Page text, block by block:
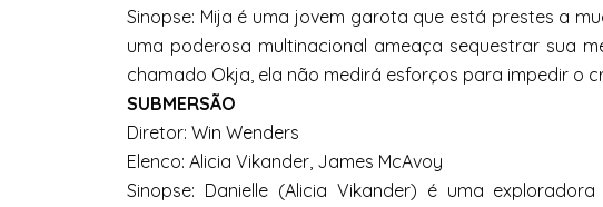
Sinopse: Mija é uma jovem garota que está prestes a
uma poderosa multinacional ameaça sequestrar sua
chamado Okja, ela não medirá esforços para impedir o
SUBMERSÃO
Diretor: Win Wenders
Elenco: Alicia Vikander, James McAvoy
Sinopse: Danielle (Alicia Vikander) é uma